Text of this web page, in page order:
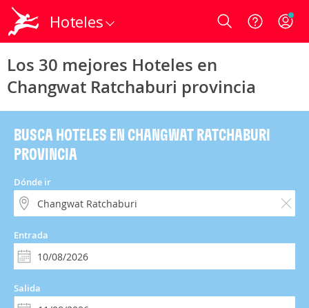
Hoteles Login
Los 30 mejores Hoteles en
Changwat Ratchaburi provincia
BUSCA HOTELES EN CHANGWAT RATCHABURI
PROVINCIA
Dónde ir
Entrada
Salida